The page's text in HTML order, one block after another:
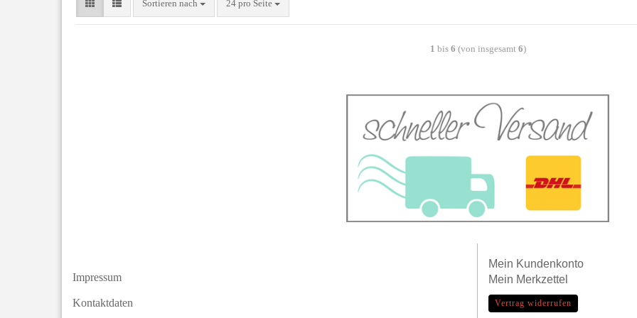
Sortieren nach 24 pro Seite
1 bis 6 (von insgesamt 6)
Impressum
Kontaktdaten
Mein Kundenkonto
Mein Merkzettel
Vertrag widerrufen